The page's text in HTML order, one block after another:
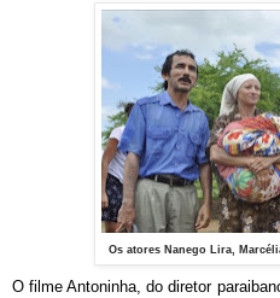
Os atores Nanego Lira,
O filme Antoninha, do diretor